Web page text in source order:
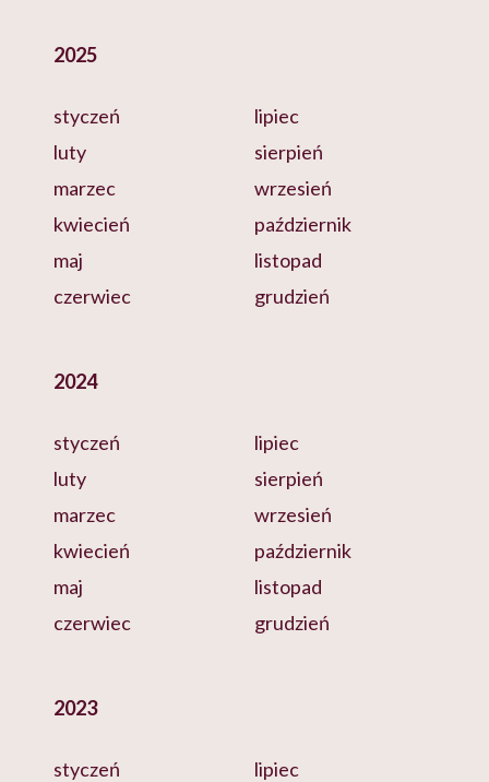
2025
styczeń
luty
marzec
kwiecień
maj
czerwiec
lipiec
sierpień
wrzesień
październik
listopad
grudzień
2024
styczeń
luty
marzec
kwiecień
maj
czerwiec
lipiec
sierpień
wrzesień
październik
listopad
grudzień
2023
styczeń
lipiec